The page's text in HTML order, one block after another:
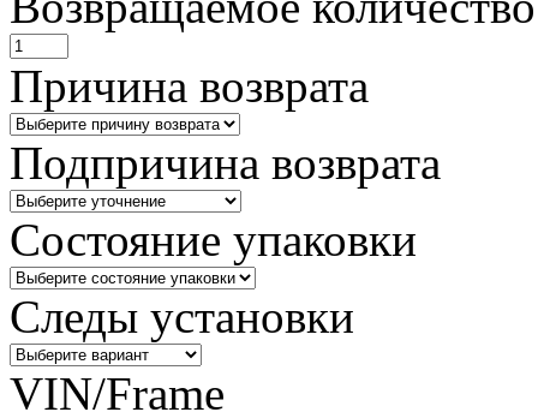
Причина возврата
Подпричина возврата
Состояние упаковки
Следы установки
VIN/Frame